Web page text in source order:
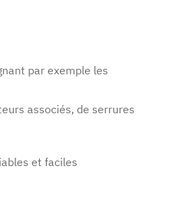
par exemple les
associés, de serrures
et faciles